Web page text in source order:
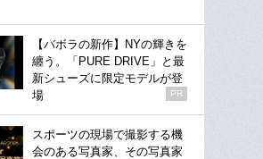
【バボラの新作】NYの輝きを
纏う。「PURE DRIVE」と最
新シューズに限定モデルが登
場
PR
スポーツの現場で撮影する機
会のある写真家、その写真家